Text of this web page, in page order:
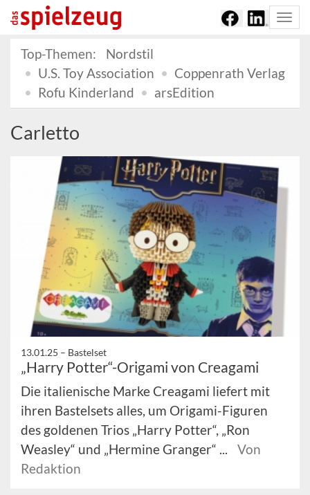
Top-Themen:
Nordstil
U.S. Toy Association
Coppenrath Verlag
Rofu Kinderland
arsEdition
Carletto
13.01.25 – Bastelset
„Harry Potter“-Origami von Creagami
Die italienische Marke Creagami liefert mit
ihren Bastelsets alles, um Origami-Figuren
des goldenen Trios „Harry Potter“, „Ron
Weasley“ und „Hermine Granger“ ...
Von
Redaktion